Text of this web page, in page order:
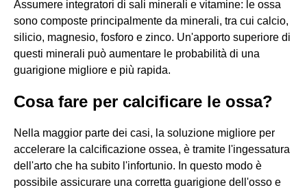
Assumere integratori di sali minerali e vitamine: le ossa
sono composte principalmente da minerali, tra cui calcio,
silicio, magnesio, fosforo e zinco. Un'apporto superiore di
questi minerali può aumentare le probabilità di una
guarigione migliore e più rapida.
Cosa fare per calcificare le ossa?
Nella maggior parte dei casi, la soluzione migliore per
accelerare la calcificazione ossea, è tramite l'ingessatura
dell'arto che ha subito l'infortunio. In questo modo è
possibile assicurare una corretta guarigione dell'osso e